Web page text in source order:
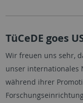
TüCeDE goes
Wir freuen uns sehr,
unser internationales
während ihrer